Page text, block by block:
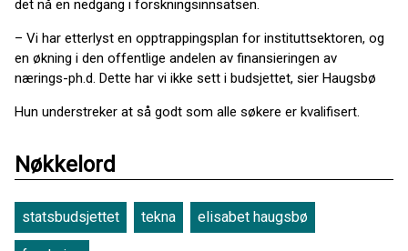
det nå en nedgang i forskningsinnsatsen.
– Vi har etterlyst en opptrappingsplan for instituttsektoren, og
en økning i den offentlige andelen av finansieringen av
nærings-ph.d. Dette har vi ikke sett i budsjettet, sier Haugsbø
Hun understreker at så godt som alle søkere er kvalifisert.
Nøkkelord
statsbudsjettet tekna elisabet haugsbø